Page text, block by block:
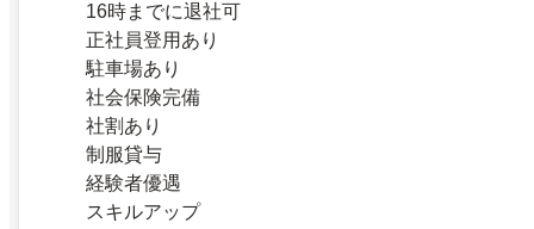
16時までに退社可
正社員登用あり
駐車場あり
社会保険完備
社割あり
制服貸与
経験者優遇
スキルアップ